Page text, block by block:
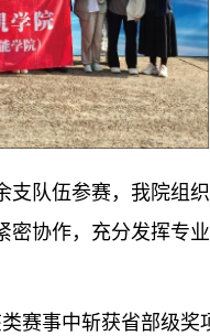
支队伍参赛，我院组
密协作，充分发挥专
赛事中斩获省部级